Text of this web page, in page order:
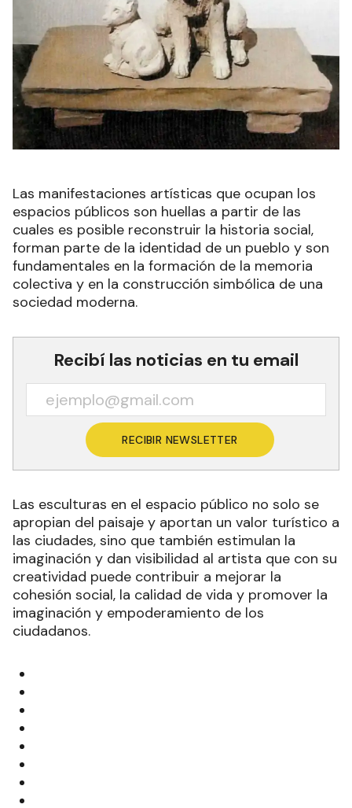
Las manifestaciones artísticas que ocupan los
espacios públicos son huellas a partir de las
cuales es posible reconstruir la historia social,
forman parte de la identidad de un pueblo y son
fundamentales en la formación de la memoria
colectiva y en la construcción simbólica de una
sociedad moderna.
Recibí las noticias en tu email
RECIBIR NEWSLETTER
Las esculturas en el espacio público no solo se
apropian del paisaje y aportan un valor turístico a
las ciudades, sino que también estimulan la
imaginación y dan visibilidad al artista que con su
creatividad puede contribuir a mejorar la
cohesión social, la calidad de vida y promover la
imaginación y empoderamiento de los
ciudadanos.